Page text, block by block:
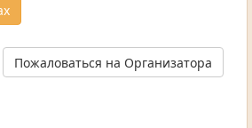
Пожаловаться на Организатора